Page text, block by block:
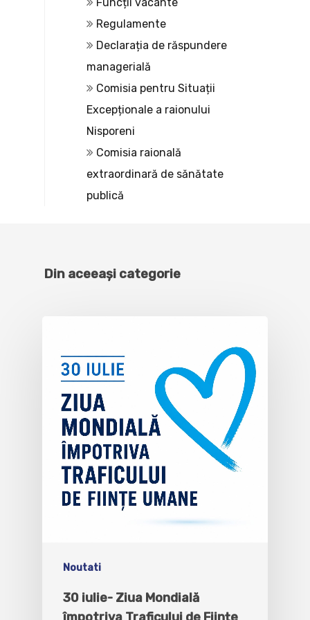
Regulamente
Declarația de răspundere
managerială
Comisia pentru Situații
Excepționale a raionului
Nisporeni
Comisia raională
extraordinară de sănătate
publică
Din aceeași categorie
Noutati
30 iulie- Ziua Mondială